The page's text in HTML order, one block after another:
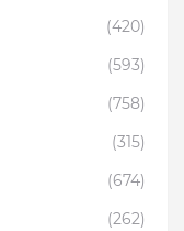
(420)
(593)
(758)
(315)
(674)
(262)